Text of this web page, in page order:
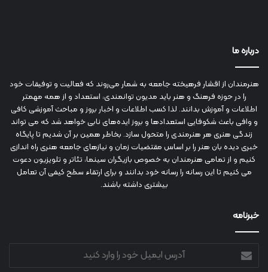
درباره ما
هنرمندان از اقشار فرهیخته جامعه به شمار می‌روند که فعالیت و توفیقات خود
را در حوزه فرهنگ و هنر باید مدیون توانمندی، استعداد و از همه مهمتر
اطلاعات و آموزش بدانند. لذا کسب اطلاعات و اخبار بروز و مباحث آموزشی کافی
و وافی باعث شکوفایی استعدادها و بروز ایده‌های نابی خواهد شد که می تواند
زندگی هنری هر هنرمندی را متحول سازد. بخاطر همین بر آن شدیم تا پایگاه
خبری دیده بان هنر را بر اساس مقتضیات زمان و نیازهای جامعه هنری راه اندازی
کنیم و از تمامی هنرمندان به خصوص بازیگران سینما، تئاتر و تلویزیون دعوت
می کنیم تا این رسانه را رسانه خود بدانند و برای ارتقاء سطح کیفی آن تعامل
بیشتری داشته باشند.
خبرنامه
آدرس
ایمیل